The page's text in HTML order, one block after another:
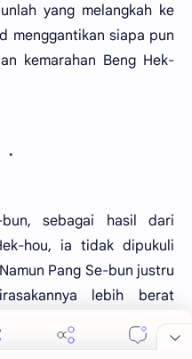
yang melangkah ke
menggantikan siapa pun
kemarahan Beng Hek-
sebagai hasil dari
hou, ia tidak dipukuli
Pang Se-bun justru
lebih berat